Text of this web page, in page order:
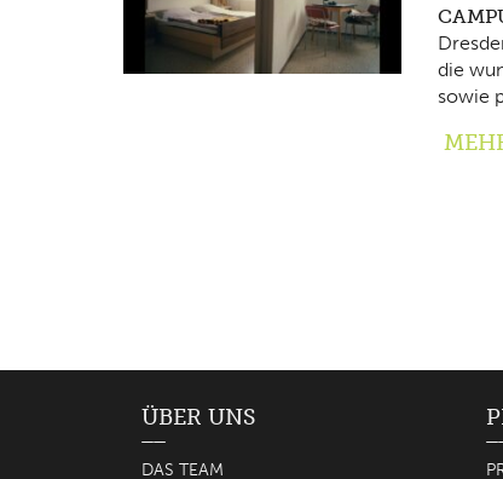
die
sowie
ÜBER UNS
DAS TEAM